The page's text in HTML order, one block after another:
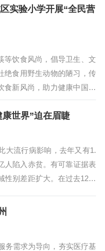
实验小学开展“全民营
等饮食风尚，倡导卫生、文
绝食用野生动物的陋习，传
食新风尚，助力健康中国建
世界”迫在眉睫
大流行病影响，去年又有1.
人陷入赤贫。有可靠证据表
性别差距扩大。在过去12个
务需求为导向，夯实医疗基